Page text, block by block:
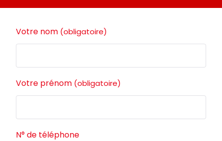
Votre nom (obligatoire)
Votre prénom (obligatoire)
N° de téléphone